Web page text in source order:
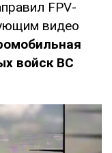
FPV-
видео
войск ВС